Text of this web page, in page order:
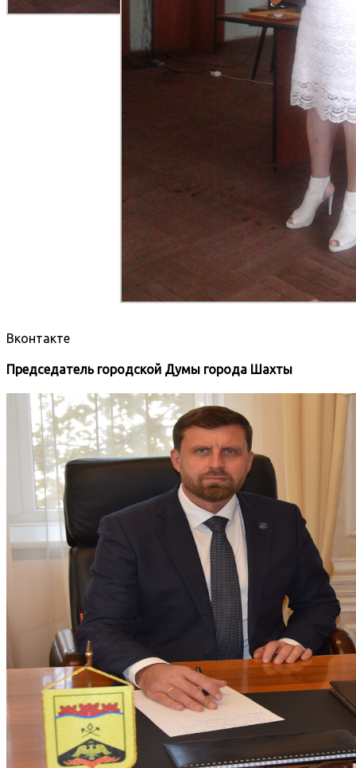
Вконтакте
Председатель городской Думы города Шахты